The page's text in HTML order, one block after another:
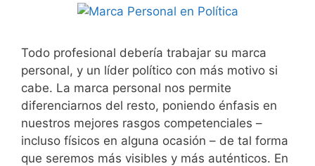
Todo profesional debería trabajar su marca
personal, y un líder político con más motivo si
cabe. La marca personal nos permite
diferenciarnos del resto, poniendo énfasis en
nuestros mejores rasgos competenciales –
incluso físicos en alguna ocasión – de tal forma
que seremos más visibles y más auténticos. En